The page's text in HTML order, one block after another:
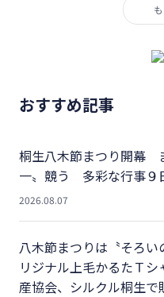
おすすめ記事
桐生八木節まつり開幕
一〟競う 多彩な行事９
2026.08.07
八木節まつりは〝そろ
リジナル上毛かるたＴ
産協会、シルクル桐生で